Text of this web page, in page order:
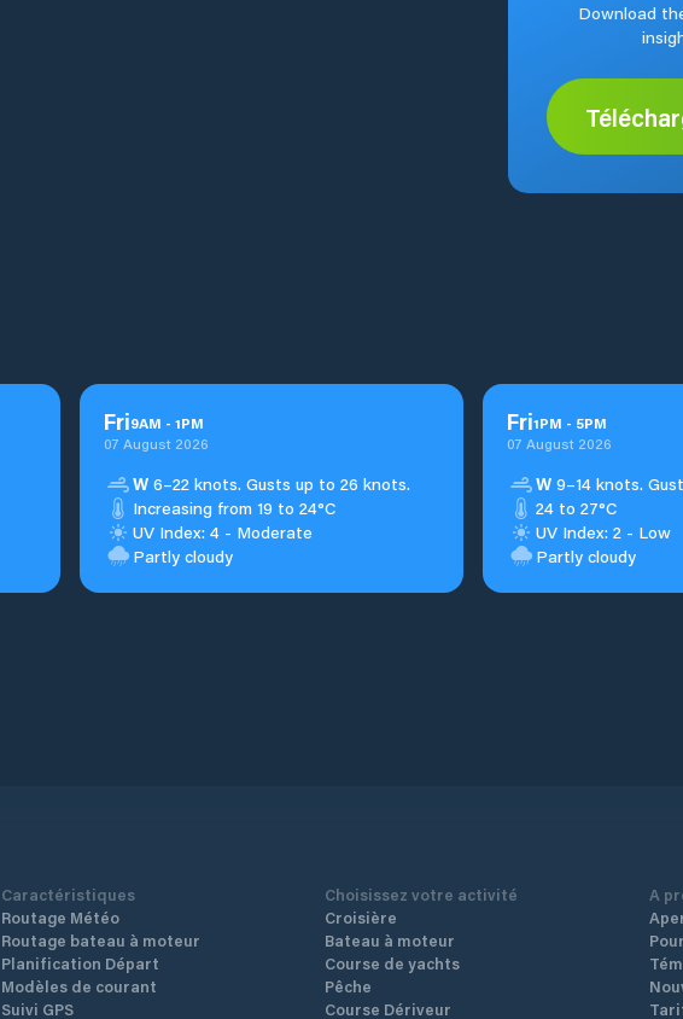
Download
Fri9AM - 1PM
07 August 2026
W 6–22 knots. Gusts up to 26 knots.
Increasing from 19 to 24°C
UV Index: 4 - Moderate
Partly cloudy
Fri1PM - 5PM
07 August 2026
W 9–14 knots.
24 to 27°C
UV Index: 2 - Low
Partly cloudy
Caractéristiques
Routage Météo
Routage bateau à moteur
Planification Départ
Modèles de courant
Suivi GPS
Choisissez votre activité
Croisière
Bateau à moteur
Course de yachts
Pêche
Course Dériveur
A